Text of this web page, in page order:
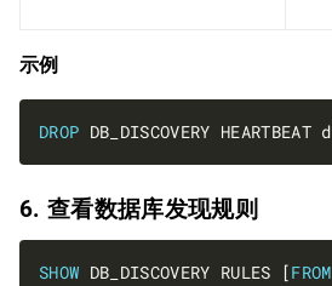
示例
DROP
6. 查看数据库发现规则
SHOW DB_DISCOVERY RULES [FROM